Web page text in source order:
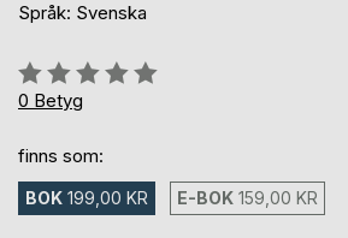
Språk: Svenska
Betyg::
0%
0 Betyg
finns som:
BOK 199,00 KR E-BOK 159,00 KR